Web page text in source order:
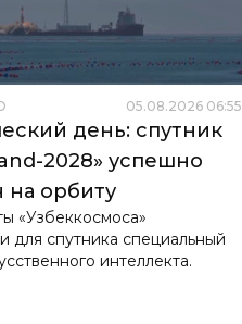
05.08.2026 06:55
день: спутник
2028» успешно
на орбиту
«Узбеккосмоса»
для спутника специальный
интеллекта.